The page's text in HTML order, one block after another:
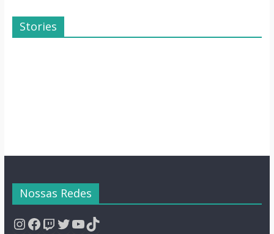
Stories
Dicas de Filmes
Para o Fim de
Família Inusitada
Nossas Redes
Instagram
Facebook
Twitch
Twitter
YouTube
TikTok